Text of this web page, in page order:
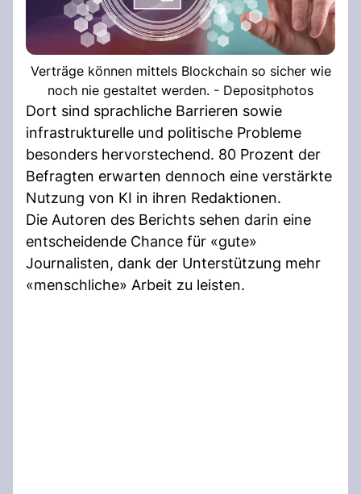
Verträge können mittels Blockchain so sicher wie
noch nie gestaltet werden. - Depositphotos
Dort sind sprachliche Barrieren sowie
infrastrukturelle und politische Probleme
besonders hervorstechend. 80 Prozent der
Befragten erwarten dennoch eine verstärkte
Nutzung von KI in ihren Redaktionen.
Die Autoren des Berichts sehen darin eine
entscheidende Chance für «gute»
Journalisten, dank der Unterstützung mehr
«menschliche» Arbeit zu leisten.